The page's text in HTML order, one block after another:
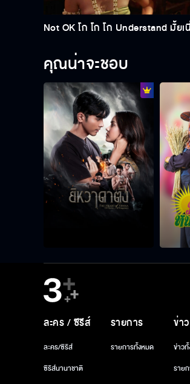
Not OK โก โก โก Understand มั้ยเ
คุณน่าจะชอบ
ละคร / ซีรีส์
ละคร/ซีรีส์
ซีรีส์นานาชาติ
รายการ
รายการทั้งหมด
ข่าว
ข่าว
ราย